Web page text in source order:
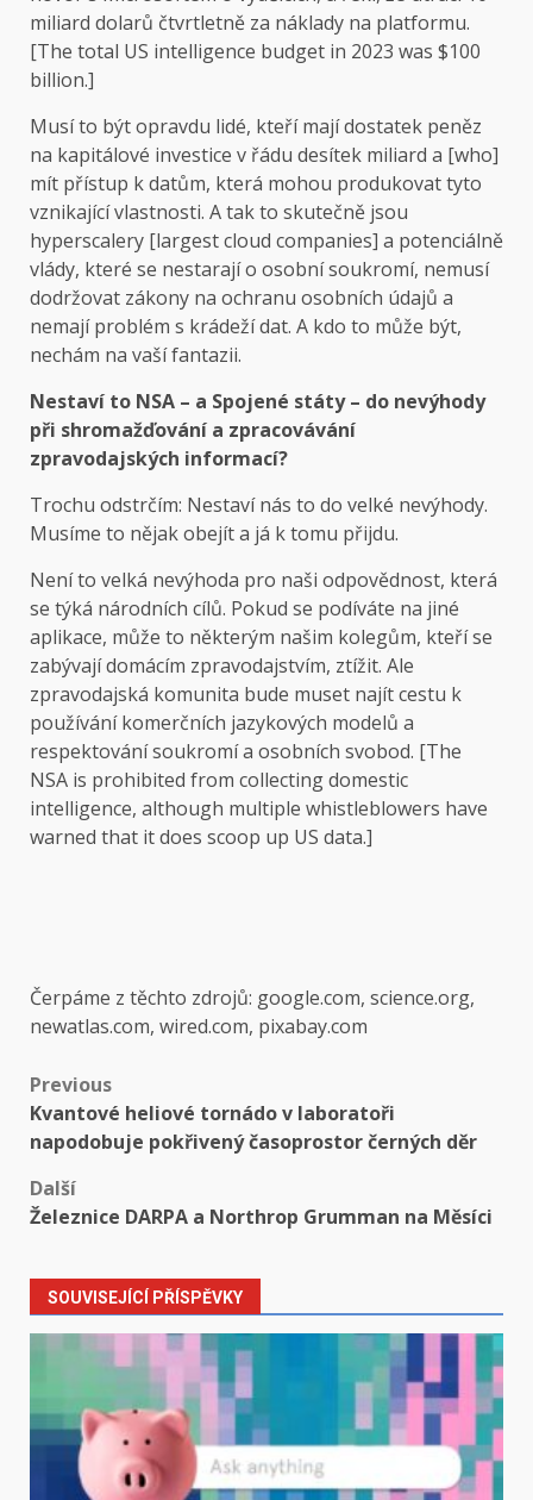
miliard dolarů čtvrtletně za náklady na platformu.
[The total US intelligence budget in 2023 was $100
billion.]
Musí to být opravdu lidé, kteří mají dostatek peněz
na kapitálové investice v řádu desítek miliard a [who]
mít přístup k datům, která mohou produkovat tyto
vznikající vlastnosti. A tak to skutečně jsou
hyperscalery [largest cloud companies] a potenciálně
vlády, které se nestarají o osobní soukromí, nemusí
dodržovat zákony na ochranu osobních údajů a
nemají problém s krádeží dat. A kdo to může být,
nechám na vaší fantazii.
Nestaví to NSA – a Spojené státy – do nevýhody
při shromažďování a zpracovávání
zpravodajských informací?
Trochu odstrčím: Nestaví nás to do velké nevýhody.
Musíme to nějak obejít a já k tomu přijdu.
Není to velká nevýhoda pro naši odpovědnost, která
se týká národních cílů. Pokud se podíváte na jiné
aplikace, může to některým našim kolegům, kteří se
zabývají domácím zpravodajstvím, ztížit. Ale
zpravodajská komunita bude muset najít cestu k
používání komerčních jazykových modelů a
respektování soukromí a osobních svobod. [The
NSA is prohibited from collecting domestic
intelligence, although multiple whistleblowers have
warned that it does scoop up US data.]
Čerpáme z těchto zdrojů: google.com, science.org,
newatlas.com, wired.com, pixabay.com
Post
navigation
Previous
Kvantové heliové tornádo v laboratoři
napodobuje pokřivený časoprostor černých děr
Další
Železnice DARPA a Northrop Grumman na Měsíci
SOUVISEJÍCÍ PŘÍSPĚVKY